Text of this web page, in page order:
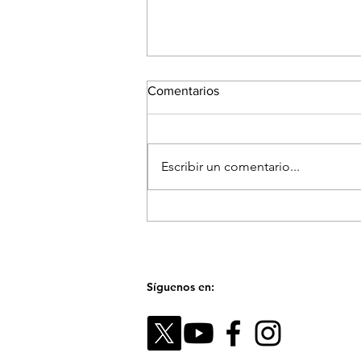
Comentarios
Escribir un comentario...
Síguenos en: